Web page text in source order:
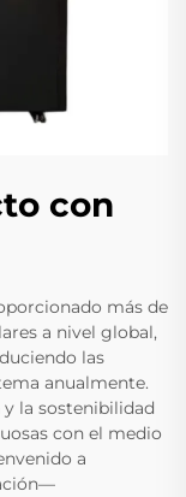
con
más de
a nivel global,
las
anualmente.
la sostenibilidad
con el medio
a